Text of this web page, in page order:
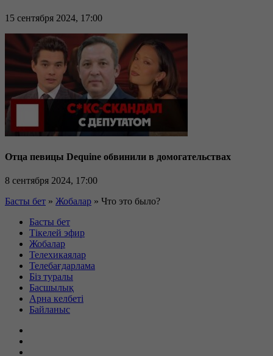
15 сентября 2024, 17:00
Отца певицы Dequine обвинили в домогательствах
8 сентября 2024, 17:00
Басты бет » Жобалар » Что это было?
Басты бет
Тікелей эфир
Жобалар
Телехикаялар
Телебағдарлама
Біз туралы
Басшылық
Арна келбеті
Байланыс